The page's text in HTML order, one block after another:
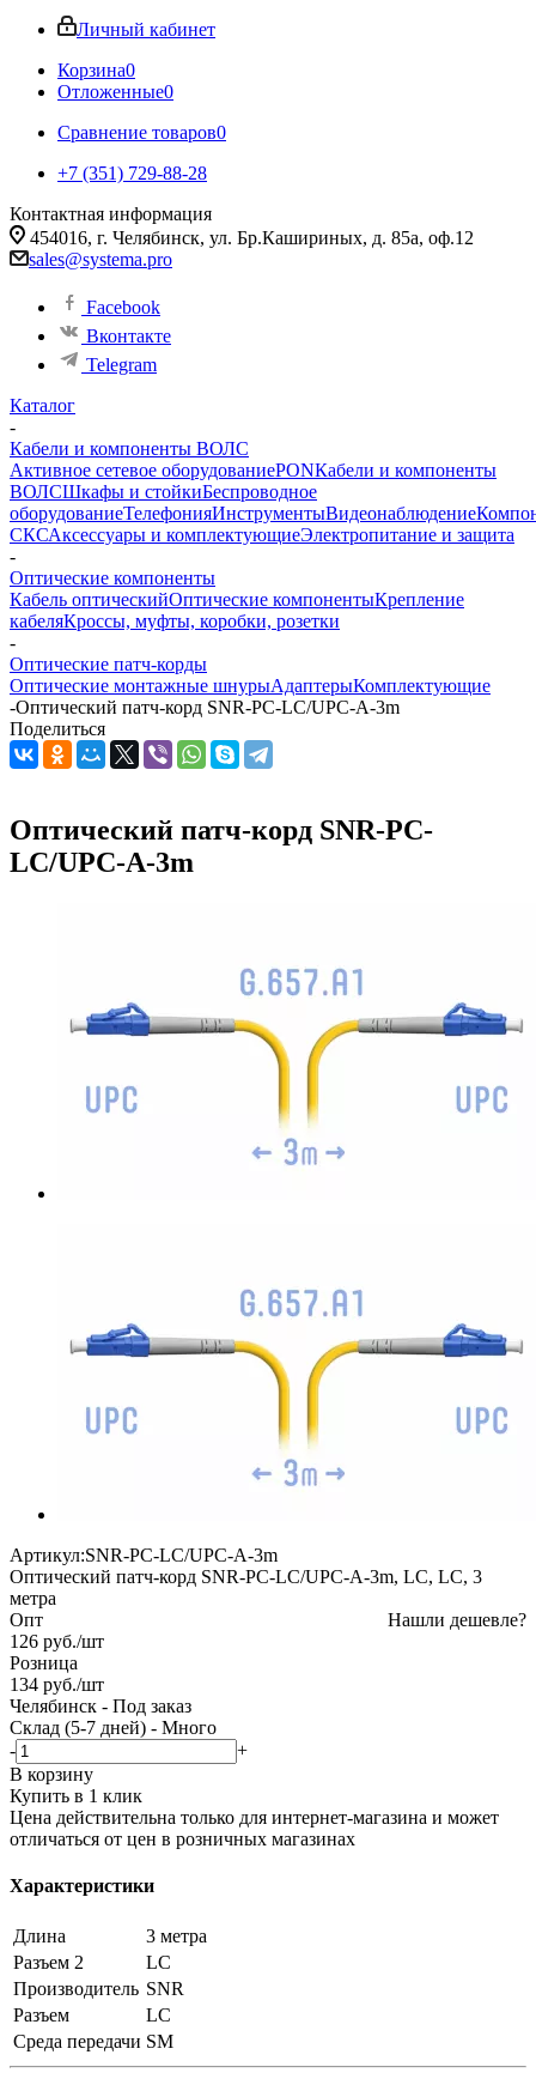
Личный кабинет
Корзина0
Отложенные0
Сравнение товаров0
+7 (351) 729-88-28
Контактная информация
454016, г. Челябинск, ул. Бр.Кашириных, д. 85а, оф.12
sales@systema.pro
Facebook
Вконтакте
Telegram
Каталог
-
Кабели и компоненты ВОЛС
Активное сетевое оборудованиеPONКабели и компоненты
ВОЛСШкафы и стойкиБеспроводное
оборудованиеТелефонияИнструментыВидеонаблюдение
СКСАксессуары и комплектующиеЭлектропитание и защита
-
Оптические компоненты
Кабель оптическийОптические компонентыКрепление
кабеляКроссы, муфты, коробки, розетки
-
Оптические патч-корды
Оптические монтажные шнурыАдаптерыКомплектующие
-Оптический патч-корд SNR-PC-LC/UPC-A-3m
Поделиться
Оптический патч-корд SNR-PC-
LC/UPC-A-3m
Артикул:SNR-PC-LC/UPC-A-3m
Оптический патч-корд SNR-PC-LC/UPC-A-3m, LC, LC, 3
метра
Нашли дешевле?
Опт
126 руб./шт
Розница
134 руб./шт
Челябинск - Под заказ
Склад (5-7 дней) - Много
-
+
В корзину
Купить в 1 клик
Цена действительна только для интернет-магазина и может
отличаться от цен в розничных магазинах
Характеристики
Длина
3 метра
Разъем 2
LC
Производитель SNR
Разъем
LC
Среда передачи SM